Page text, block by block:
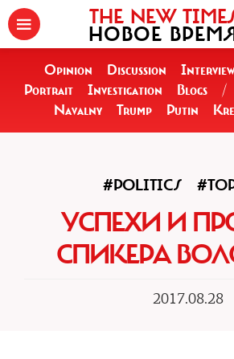
THE NEW
НОВОЕ
Opinion Discussion
Portrait
Investigation Blogs /
Navalny
Trump Putin
#POLITICS
УСПЕХИ И
СПИКЕРА
2017.08.28